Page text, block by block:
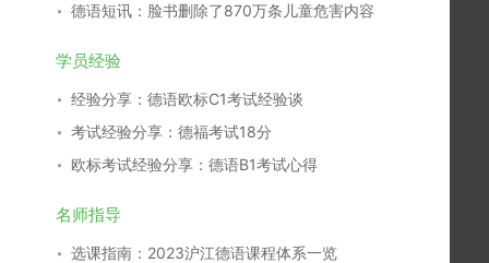
德语短讯：脸书删除了870万条儿童危害内容
学员经验
经验分享：德语欧标C1考试经验谈
考试经验分享：德福考试18分
欧标考试经验分享：德语B1考试心得
名师指导
选课指南：2023沪江德语课程体系一览